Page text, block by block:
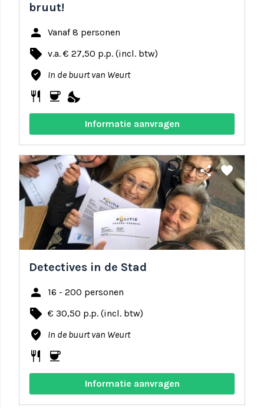
bruut!
person Vanaf 8 personen
local_offer v.a. € 27,50 p.p. (incl. btw)
where_to_vote In de buurt van Weurt
restaurant coffee nights_stay
Informatie aanvragen
share favorite
Detectives in de Stad
person 16 - 200 personen
local_offer € 30,50 p.p. (incl. btw)
where_to_vote In de buurt van Weurt
restaurant coffee
Informatie aanvragen